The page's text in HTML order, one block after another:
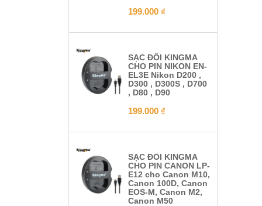
199.000 ₫
SẠC ĐÔI KINGMA
CHO PIN NIKON EN-
EL3E Nikon D200 ,
D300 , D300S , D700
, D80 , D90
199.000 ₫
SẠC ĐÔI KINGMA
CHO PIN CANON LP-
E12 cho Canon M10,
Canon 100D, Canon
EOS-M, Canon M2,
Canon M50